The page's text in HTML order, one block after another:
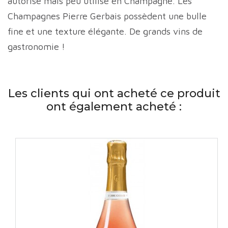
Champagnes Pierre Gerbais possèdent une bulle
fine et une texture élégante. De grands vins de
gastronomie !
Les clients qui ont acheté ce produit
ont également acheté :